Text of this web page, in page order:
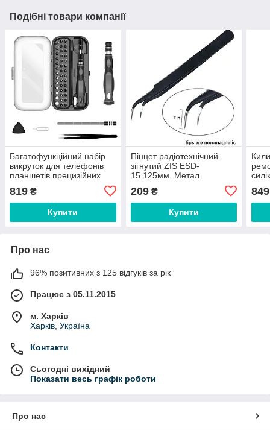
Подібні товари компанії
Багатофункційний набір
викруток для телефонів
планшетів прецизійних
819 ₴
Купити
Пінцет радіотехнічний
зігнутий ZIS ESD-
15 125мм. Метал
209₴
Купити
849
Про нас
96% позитивних з 125 відгуків за рік
Працює з 05.11.2015
м. Харків
Харків, Україна
Контакти
Сьогодні вихідний
Показати весь графік роботи
Про нас